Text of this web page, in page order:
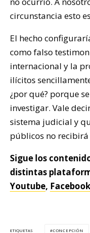
circunstancia esto
El hecho
como falso
internacional y la
ilícitos
¿por qué? porque
investigar. Vale
sistema judicial y
públicos no
Sigue los
distintas
Youtube, Facebook
ETIQUETAS CONCEPCIÓN